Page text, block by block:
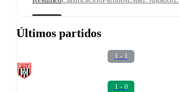
Últimos partidos
1 - 1
1 - 0